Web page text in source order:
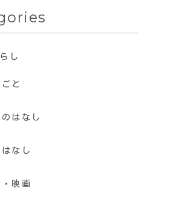
し
と
はなし
なし
映画